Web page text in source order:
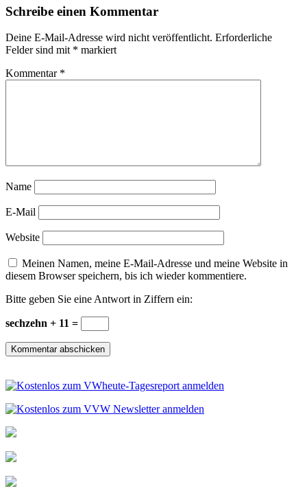
Schreibe einen Kommentar
Deine E-Mail-Adresse wird nicht veröffentlicht. Erforderliche
Felder sind mit * markiert
Kommentar *
Name
E-Mail
Website
Meinen Namen, meine E-Mail-Adresse und meine Website in
diesem Browser speichern, bis ich wieder kommentiere.
Bitte geben Sie eine Antwort in Ziffern ein:
sechzehn + 11 =